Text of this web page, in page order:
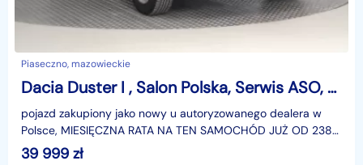
Piaseczno, mazowieckie
Dacia Duster I , Salon Polska, Serwis ASO, Klima, Tempomat, Parktronic
pojazd zakupiony jako nowy u autoryzowanego dealera w
Polsce, MIESIĘCZNA RATA NA TEN SAMOCHÓD JUŻ OD 238
PLN*Podana w ogłoszeniu lokalizacja pojazdu jest aktua
39 999 zł